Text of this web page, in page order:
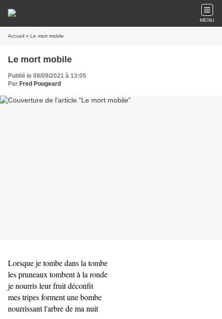
MENU
Accueil » Le mort mobile
Le mort mobile
Publié le 08/09/2021 à 13:05
Par Fred Pougeard
Lorsque je tombe dans la tombe
les pruneaux tombent à la ronde
je nourris leur fruit déconfit
mes tripes forment une bombe
nourrissant l'arbre de ma nuit